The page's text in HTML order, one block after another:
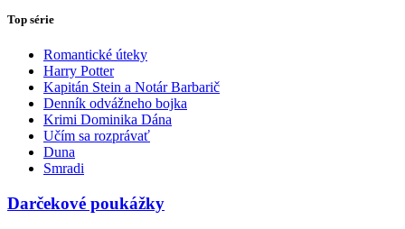
Top série
Romantické úteky
Harry Potter
Kapitán Stein a Notár Barbarič
Denník odvážneho bojka
Krimi Dominika Dána
Učím sa rozprávať
Duna
Smradi
Darčekové poukážky